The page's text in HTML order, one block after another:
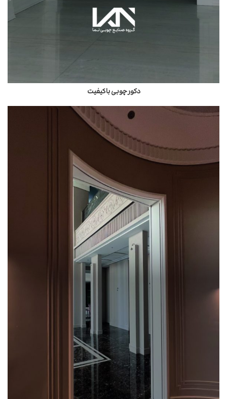
دکور چوبی باکیفیت